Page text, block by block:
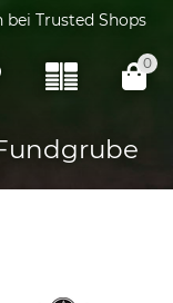
bei Trusted Shops
0